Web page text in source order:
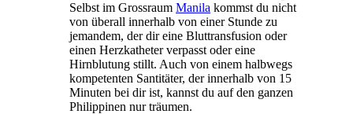
Selbst im Grossraum Manila kommst du nicht
von überall innerhalb von einer Stunde zu
jemandem, der dir eine Bluttransfusion oder
einen Herzkatheter verpasst oder eine
Hirnblutung stillt. Auch von einem halbwegs
kompetenten Santitäter, der innerhalb von 15
Minuten bei dir ist, kannst du auf den ganzen
Philippinen nur träumen.